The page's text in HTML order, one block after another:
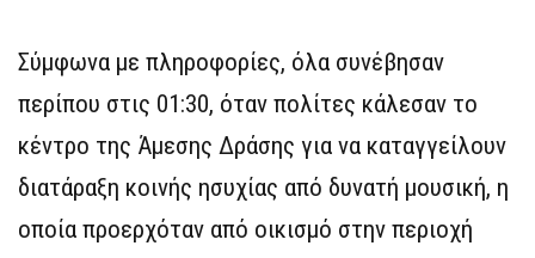
Σύμφωνα με πληροφορίες, όλα συνέβησαν
περίπου στις 01:30, όταν πολίτες κάλεσαν το
κέντρο της Άμεσης Δράσης για να καταγγείλουν
διατάραξη κοινής ησυχίας από δυνατή μουσική, η
οποία προερχόταν από οικισμό στην περιοχή